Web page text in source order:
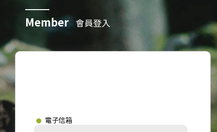
Member 會員登入
電子信箱